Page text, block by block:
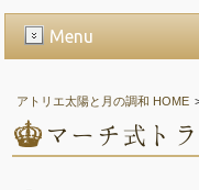
Menu
アトリエ太陽と月の調和 HOME
マーチ式ト